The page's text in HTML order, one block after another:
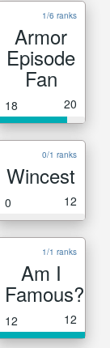
1/6 ranks
Armor
Episode
Fan
18 20
0/1 ranks
Wincest
0 12
1/1 ranks
Am I
Famous?
12 12